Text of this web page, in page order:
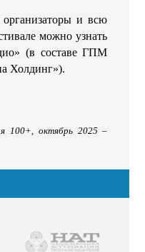
и всю
можно узнать
(в составе ГПМ
Холдинг»).
100+, октябрь 2025 –